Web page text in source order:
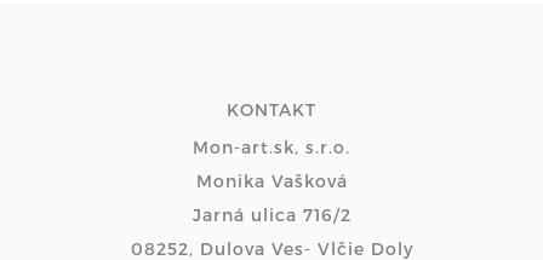
KONTAKT
Mon-art.sk, s.r.o.
Monika Vašková
Jarná ulica 716/2
08252, Dulova Ves- Vlčie Doly